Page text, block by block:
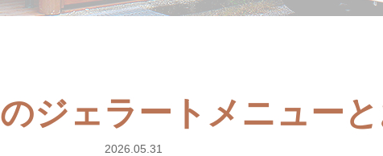
ジェラートメニュー
2026.05.31